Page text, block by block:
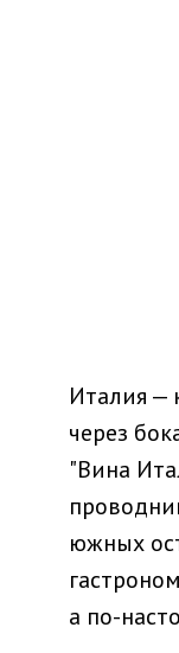
Италия —
через
"Вина
южных
а по-